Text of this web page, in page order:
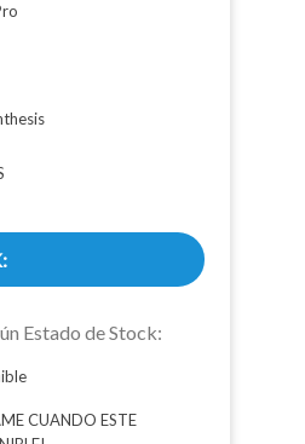
Estado de Stock:
CUANDO ESTE